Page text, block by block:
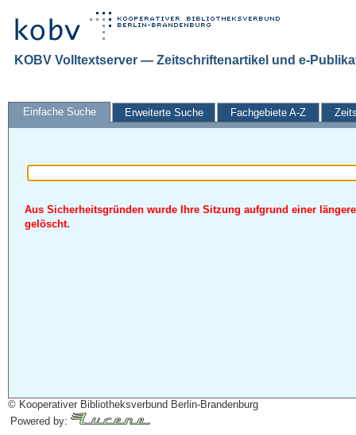
KOBV Volltextserver — Zeitschriftenartikel und e-
Einfache Suche Erweiterte Suche Fachgebiete A-Z
Aus Sicherheitsgründen wurde Ihre Sitzung aufgrund einer
gelöscht.
© Kooperativer Bibliotheksverbund Berlin-Brandenburg
Powered by: